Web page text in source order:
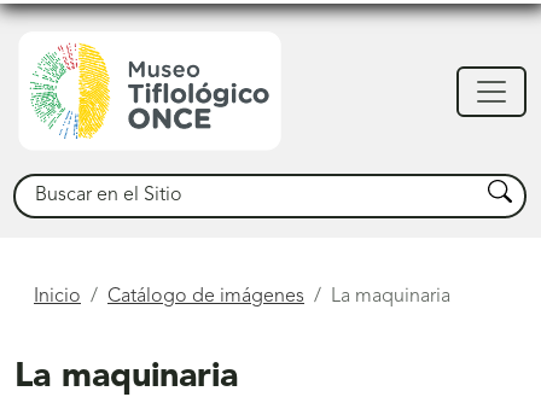
Buscar Buscar
Está
Inicio Catálogo de imágenes La maquinaria
La maquinaria